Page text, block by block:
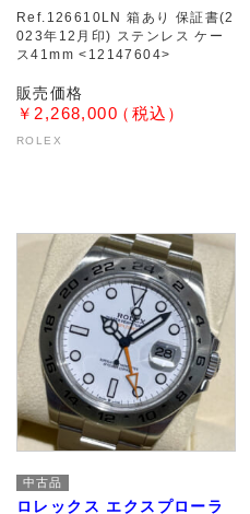
Ref.126610LN 箱あり 保証書(2
023年12月印) ステンレス ケー
ス41mm <12147604>
￥2,268,000
ROLEX
中古品
ロレックス エクスプローラ